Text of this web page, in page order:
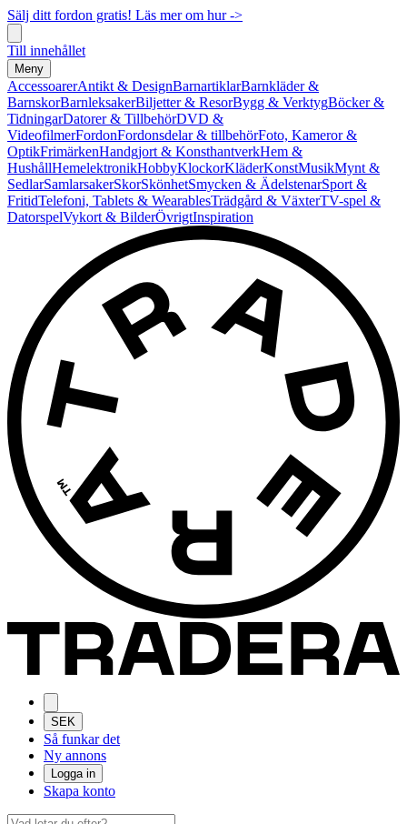
Sälj ditt fordon gratis! Läs mer om hur ->
Till innehållet
Meny
AccessoarerAntikt & DesignBarnartiklarBarnkläder &
BarnskorBarnleksakerBiljetter & ResorBygg & VerktygBöcker &
TidningarDatorer & TillbehörDVD &
VideofilmerFordonFordonsdelar & tillbehörFoto, Kameror &
OptikFrimärkenHandgjort & KonsthantverkHem &
HushållHemelektronikHobbyKlockorKläderKonstMusikMynt &
SedlarSamlarsakerSkorSkönhetSmycken & ÄdelstenarSport &
FritidTelefoni, Tablets & WearablesTrädgård & VäxterTV-spel &
DatorspelVykort & BilderÖvrigtInspiration
SEK
Så funkar det
Ny annons
Logga in
Skapa konto